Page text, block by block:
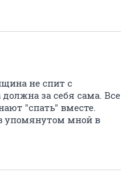
не спит с
за себя сама. Все
"спать" вместе.
упомянутом мной в